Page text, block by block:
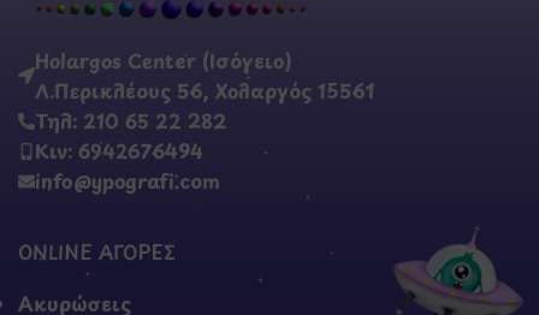
Holargos Center (Ισόγειο)
Λ.Περικλέους 56, Χολαργός 15561
Τηλ: 210 65 22 282
Κιν: 6942676494
info@ypografi.com
ONLINE ΑΓΟΡΕΣ
Ακυρώσεις